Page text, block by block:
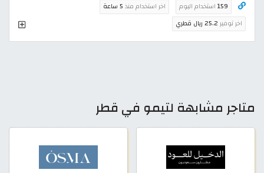
159 استخدام اليوم اخر استخدام منذ 5 ساعة
اخر توفير 25.2 ريال قطري
متاجر مشابهة لتيمو في قطر